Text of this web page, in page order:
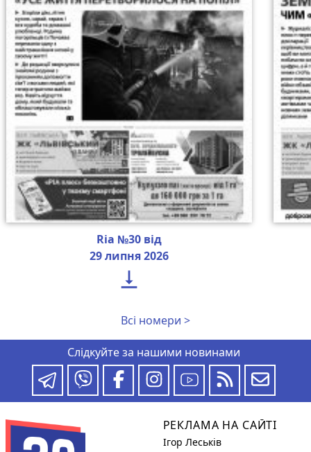
Ria №30 від
29 липня 2026

Всі номери >
Слідкуйте за нашими новинами
РЕКЛАМА НА САЙТІ
Ігор Леськів